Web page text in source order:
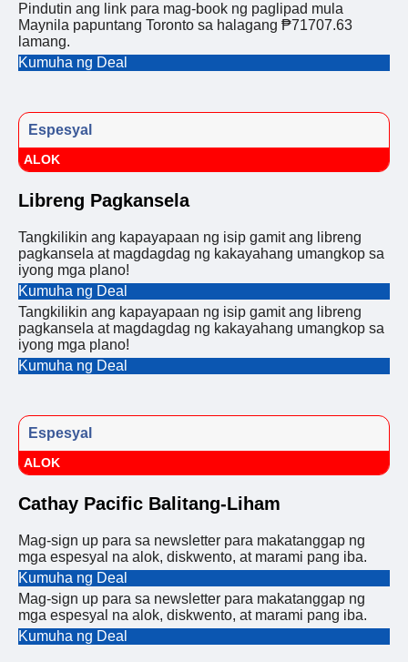
Pindutin ang link para mag-book ng paglipad mula
Maynila papuntang Toronto sa halagang ₱71707.63
lamang.
Kumuha ng Deal
Espesyal
ALOK
Libreng Pagkansela
Tangkilikin ang kapayapaan ng isip gamit ang libreng
pagkansela at magdagdag ng kakayahang umangkop sa
iyong mga plano!
Kumuha ng Deal
Tangkilikin ang kapayapaan ng isip gamit ang libreng
pagkansela at magdagdag ng kakayahang umangkop sa
iyong mga plano!
Kumuha ng Deal
Espesyal
ALOK
Cathay Pacific Balitang-Liham
Mag-sign up para sa newsletter para makatanggap ng
mga espesyal na alok, diskwento, at marami pang iba.
Kumuha ng Deal
Mag-sign up para sa newsletter para makatanggap ng
mga espesyal na alok, diskwento, at marami pang iba.
Kumuha ng Deal